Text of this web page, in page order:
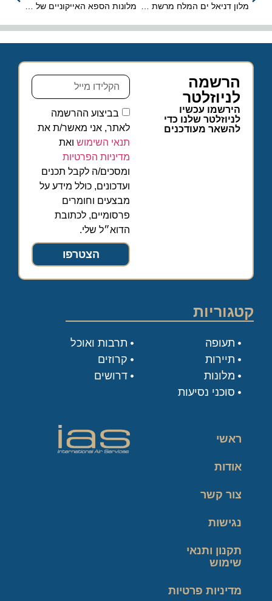
מלון דניאל ים המלח מרשת מלונות טמרס עבר תהליך התחדשות מלונות הספא האייקוניים של אירופה התאחדו תחת המותג Ensana
הרשמה
לניוזלטר
הירשמו עכשיו
לניוזלטר שלנו כדי
להשאר מעודכנים
בביצוע ההרשמה
לאתר, אני מאשר/ת את
תנאי השימושואת
מדיניות הפרטיות
ומסכים/ה לקבל תכנים
ועדכונים, כולל מידע על
מבצעים וחומרים
פרסומיים, לכתובת
הדוא״ל שלי.
הצטרפו
קטגוריות
תעופה
תיירות
מלונות
סוכני נסיעות
תרבות ואוכל
קרוזים
דרושים
ראשי
אודות
צור קשר
נגישות
תקנון ותנאי
שימוש
מדיניות פרטיות